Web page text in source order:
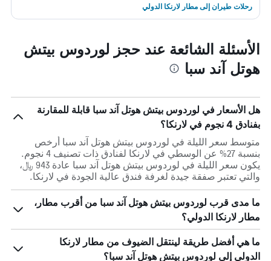
رحلات طيران إلى مطار لارنكا الدولي
الأسئلة الشائعة عند حجز لوردوس بيتش
هوتل آند سبا
هل الأسعار في لوردوس بيتش هوتل آند سبا قابلة للمقارنة
بفنادق 4 نجوم في لارنكا؟
متوسط سعر الليلة في لوردوس بيتش هوتل آند سبا أرخص
بنسبة 27% عن الوسطي في لارنكا لفنادق ذات تصنيف 4 نجوم.
يكون سعر الليلة في لوردوس بيتش هوتل آند سبا عادة 943 ﷼،
والتي تعتبر صفقة جيدة لغرفة فندق عالية الجودة في لارنكا.
ما مدى قرب لوردوس بيتش هوتل آند سبا من أقرب مطار،
مطار لارنكا الدولي؟
ما هي أفضل طريقة لينتقل الضيوف من مطار لارنكا
الدولي إلى لوردوس بيتش هوتل آند سبا؟